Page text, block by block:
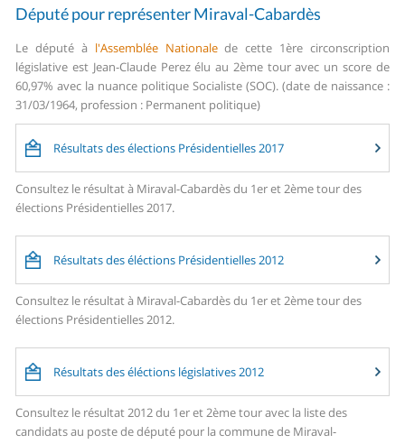
Député pour représenter Miraval-Cabardès
Le député à l'Assemblée Nationalede cette 1ère circonscription
législative est Jean-Claude Perez élu au 2ème tour avec un score de
60,97% avec la nuance politique Socialiste (SOC). (date de naissance :
31/03/1964, profession : Permanent politique)
Résultats des élections Présidentielles 2017
Consultez le résultat à Miraval-Cabardès du 1er et 2ème tour des
élections Présidentielles 2017.
Résultats des éléctions Présidentielles 2012
Consultez le résultat à Miraval-Cabardès du 1er et 2ème tour des
élections Présidentielles 2012.
Résultats des éléctions législatives 2012
Consultez le résultat 2012 du 1er et 2ème tour avec la liste des
candidats au poste de député pour la commune de Miraval-